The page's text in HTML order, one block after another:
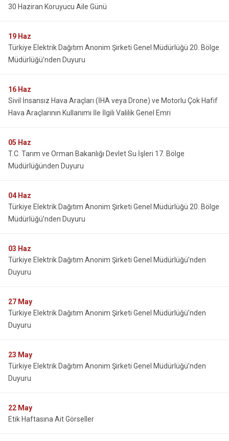
30 Haziran Koruyucu Aile Günü
19 Haz
Türkiye Elektrik Dağıtım Anonim Şirketi Genel Müdürlüğü 20. Bölge
Müdürlüğü’nden Duyuru
16 Haz
Sivil İnsansız Hava Araçları (İHA veya Drone) ve Motorlu Çok Hafif
Hava Araçlarının Kullanımı İle İlgili Valilik Genel Emri
05 Haz
T.C. Tarım ve Orman Bakanlığı Devlet Su İşleri 17. Bölge
Müdürlüğünden Duyuru
04 Haz
Türkiye Elektrik Dağıtım Anonim Şirketi Genel Müdürlüğü 20. Bölge
Müdürlüğü’nden Duyuru
03 Haz
Türkiye Elektrik Dağıtım Anonim Şirketi Genel Müdürlüğü’nden
Duyuru
27 May
Türkiye Elektrik Dağıtım Anonim Şirketi Genel Müdürlüğü’nden
Duyuru
23 May
Türkiye Elektrik Dağıtım Anonim Şirketi Genel Müdürlüğü’nden
Duyuru
22 May
Etik Haftasına Ait Görseller